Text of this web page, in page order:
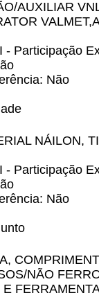
AUXILIAR
- Participação
Não
NÁILON,
- Participação
Não
NÃO